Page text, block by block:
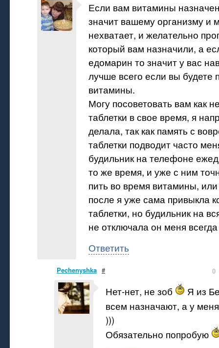
Если вам витамины
значит вашему организму и
нехватает, и желательно
который вам назначили, а
едомарин то значит у вас
лучше всего если вы будете
витамины.
Могу посоветовать вам как
таблетки в свое время, я
делала, так как память с
таблетки подводит часто
будильник на телефоне
то же время, и уже с ним
пить во время витамины,
после я уже сама привыкла
таблетки, но будильник на
не отключала он меня
Ответить
Pechenyshka # 0
Нет-нет, не зоб
Я из
всем назначают, а у
)))
Обязательно попробую